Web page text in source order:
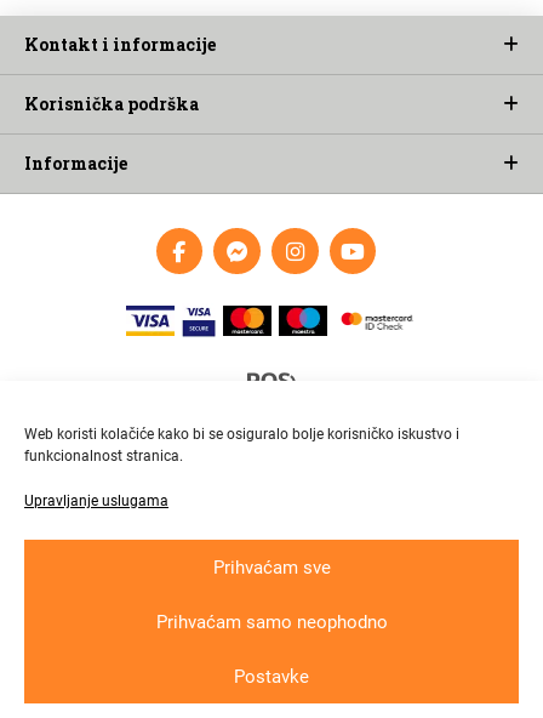
Web koristi kolačiće kako bi se osiguralo bolje korisničko iskustvo i
funkcionalnost stranica.
Upravljanje uslugama
Prihvaćam sve
Prihvaćam samo neophodno
Postavke
Kontakt i informacije
Korisnička podrška
Informacije
Brza i pouzdana dostava
Pratite paket online
za regionalni razvoj u sklopu Operativnog programa „Konkurentnost i kohezija“